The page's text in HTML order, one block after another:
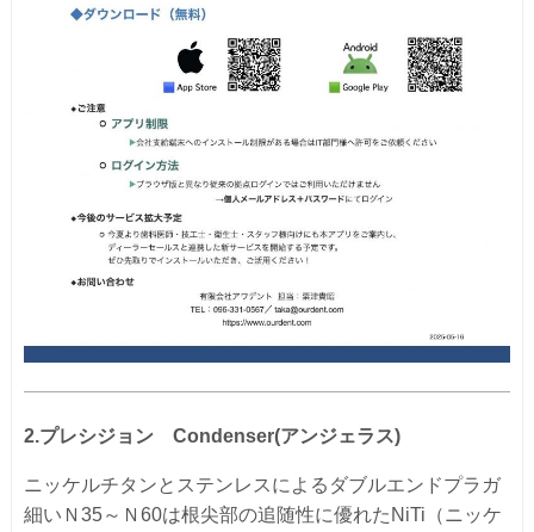
2.プレシジョン Condenser(アンジェラス)
ニッケルチタンとステンレスによるダブルエンドプラガ
細いＮ35～Ｎ60は根尖部の追随性に優れたNiTi（ニッケ